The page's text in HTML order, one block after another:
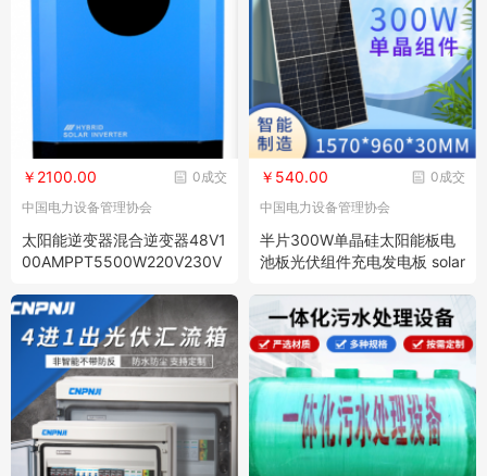
0成交
￥2100.00
中国电力设备管理协会
太阳能逆变器混合逆变器48V1
00AMPPT5500W220V230V
0成交
￥540.00
中国电力设备管理协会
半片300W单晶硅太阳能板电
池板光伏组件充电发电板 solar